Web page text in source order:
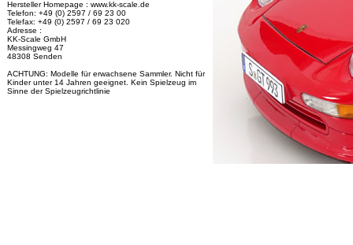
Hersteller Homepage : www.kk-scale.de
Telefon: +49 (0) 2597 / 69 23 00
Telefax: +49 (0) 2597 / 69 23 020
Adresse :
KK-Scale GmbH
Messingweg 47
48308 Senden
ACHTUNG: Modelle für erwachsene Sammler. Nicht für
Kinder unter 14 Jahren geeignet. Kein Spielzeug im
Sinne der Spielzeugrichtlinie